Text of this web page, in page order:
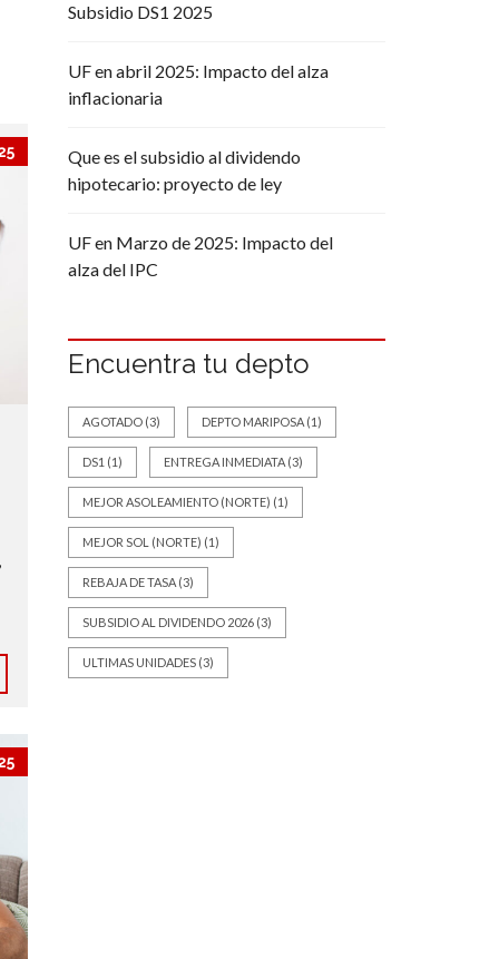
Subsidio DS1 2025
UF en abril 2025: Impacto del alza
inflacionaria
Que es el subsidio al dividendo
hipotecario: proyecto de ley
UF en Marzo de 2025: Impacto del
alza del IPC
Encuentra tu depto
AGOTADO (3) DEPTO MARIPOSA (1)
DS1 (1) ENTREGA INMEDIATA (3)
MEJOR ASOLEAMIENTO (NORTE) (1)
MEJOR SOL (NORTE) (1)
REBAJA DE TASA (3)
SUBSIDIO AL DIVIDENDO 2026 (3)
ULTIMAS UNIDADES (3)